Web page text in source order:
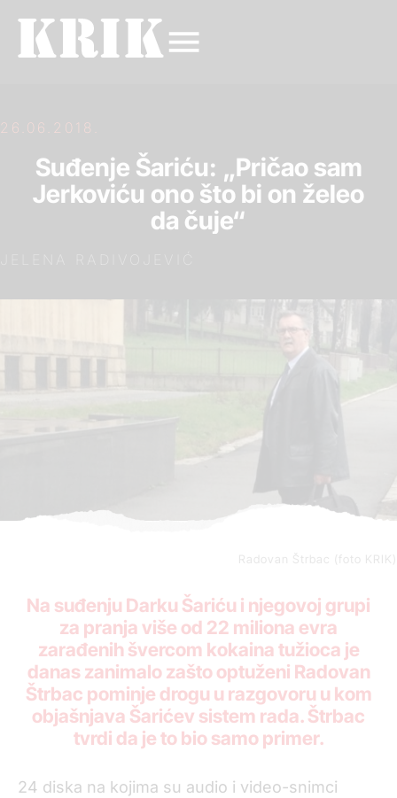
26.06.2018.
Suđenje Šariću: „Pričao sam
Jerkoviću ono što bi on želeo
da čuje“
Radovan Štrbac (foto KRIK)
Na suđenju Darku Šariću i njegovoj grupi
za pranja više od 22 miliona evra
zarađenih švercom kokaina tužioca je
danas zanimalo zašto optuženi Radovan
Štrbac pominje drogu u razgovoru u kom
objašnjava Šarićev sistem rada. Štrbac
tvrdi da je to bio samo primer.
24 diska na kojima su audio i video-snimci